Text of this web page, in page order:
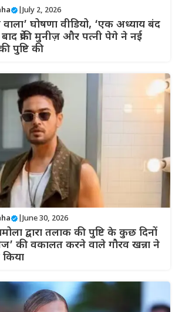
July 2, 2026
घोषणा वीडियो, ‘एक अध्याय बंद
फ्रेंकी मुनीज़ और पत्नी पेगे ने नई
पुष्टि की
June 30, 2026
द्वारा तलाक की पुष्टि के कुछ दिनों
की वकालत करने वाले गौरव खन्ना ने
किया